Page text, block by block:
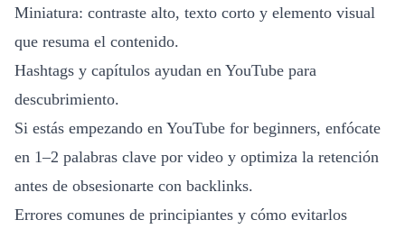
Miniatura: contraste alto, texto corto y elemento visual
que resuma el contenido.
Hashtags y capítulos ayudan en YouTube para
descubrimiento.
Si estás empezando en YouTube for beginners, enfócate
en 1–2 palabras clave por video y optimiza la retención
antes de obsesionarte con backlinks.
Errores comunes de principiantes y cómo evitarlos